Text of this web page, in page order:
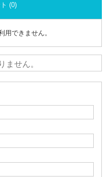
(0)
用できません。
ません。